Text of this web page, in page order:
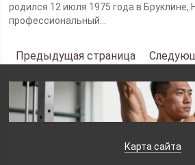
родился 12 июля 1975 года в
профессиональный...
Предыдущая страница
Карта сайта